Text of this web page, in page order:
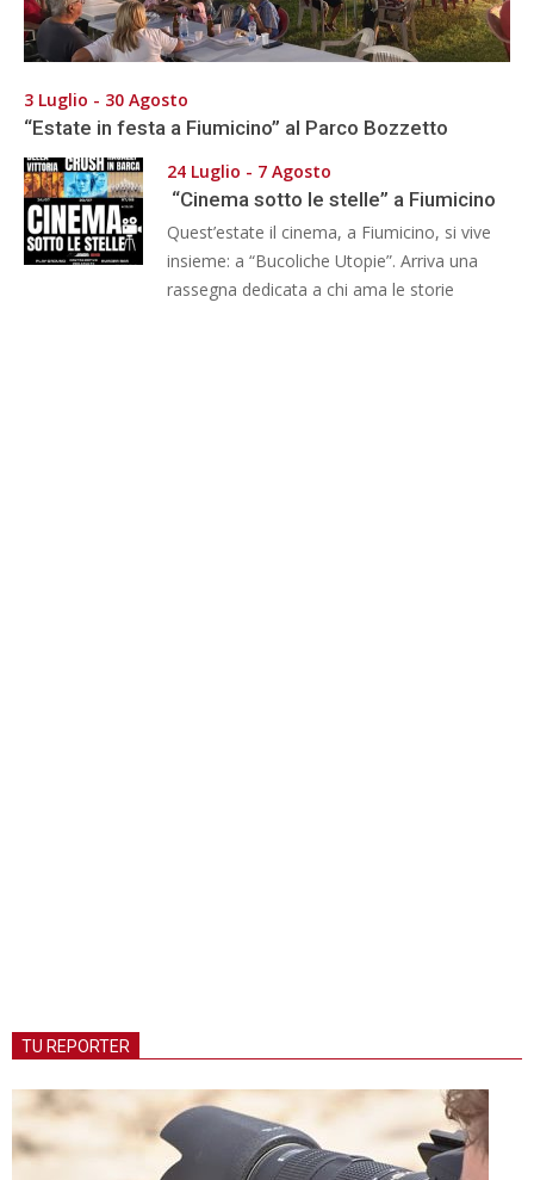
3 Luglio - 30 Agosto
“Estate in festa a Fiumicino” al Parco Bozzetto
24 Luglio - 7 Agosto
“Cinema sotto le stelle” a Fiumicino
Quest’estate il cinema, a Fiumicino, si vive
insieme: a “Bucoliche Utopie”. Arriva una
rassegna dedicata a chi ama le storie
TU REPORTER